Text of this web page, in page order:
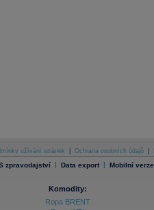
užívání stránek Ochrana osobních údajů
zpravodajství | Data export | Mobilní verze
Komodity:
Ropa BRENT